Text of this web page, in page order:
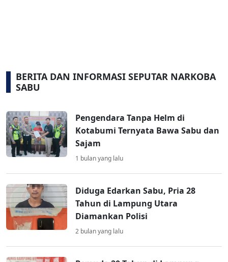
BERITA DAN INFORMASI SEPUTAR NARKOBA
SABU
Pengendara Tanpa Helm di
Kotabumi Ternyata Bawa Sabu dan
Sajam
1 bulan yang lalu
Diduga Edarkan Sabu, Pria 28
Tahun di Lampung Utara
Diamankan Polisi
2 bulan yang lalu